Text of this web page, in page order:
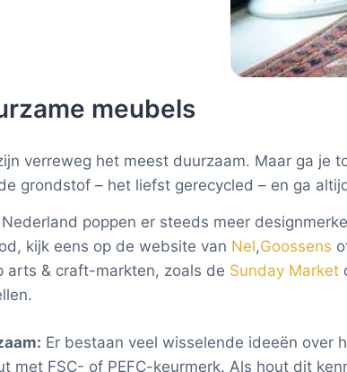
meubels
verreweg het meest duurzaam. Maar ga je
grondstof – het liefst gerecycled – en ga
Nederland poppen er steeds meer
kijk eens op de website van Nel,Goossens
arts & craft-markten, zoals de Sunday Market
Er bestaan veel wisselende ideeën over
met FSC- of PEFC-keurmerk. Als hout dit